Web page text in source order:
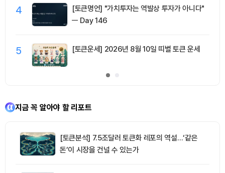
4
[토큰명언] "가치투자는 역발상 투자가 아니다"
ㅡ Day 146
5 [토큰운세] 2026년 8월 10일 띠별 토큰 운세
지금 꼭 알아야 할 리포트
[토큰분석] 7.5조달러 토큰화 레포의 역설…‘같은
돈’이 시장을 건널 수 있는가